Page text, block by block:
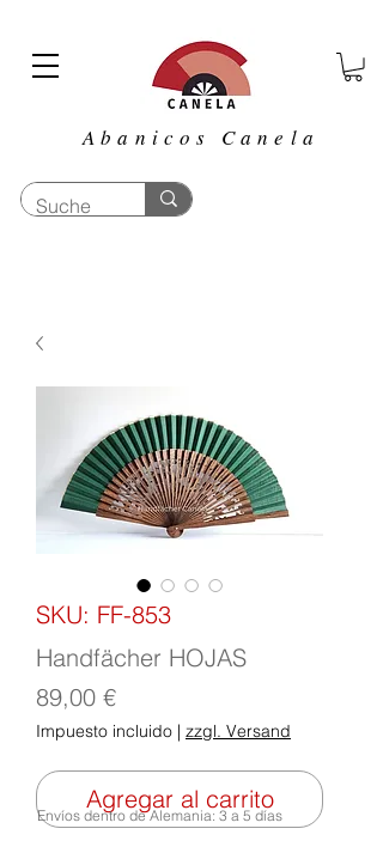
Abanicos Canela
SKU: FF-853
Handfächer HOJAS
89,00 €Precio
Impuesto incluido | zzgl. Versand
Agregar al carrito
Envíos dentro de Alemania: 3 a 5 días